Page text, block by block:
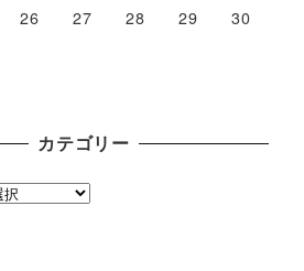
26 27 28 29
30
カテゴリー